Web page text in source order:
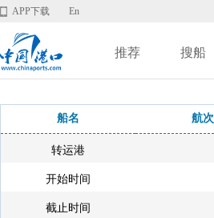
APP下载 En
推荐 搜船
船名 航次
转运港
开始时间
截止时间